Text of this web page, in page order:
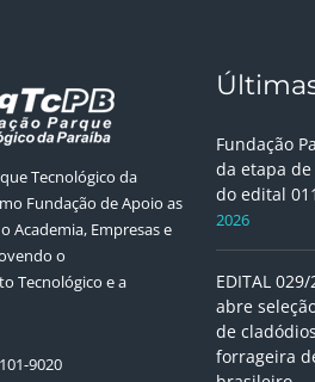
Tecnológico da
Fundação de Apoio as
Academia, Empresas e
o
Tecnológico e a
9020
Fundação
da etapa
do edital
2026
EDITAL
abre
de
forrageira